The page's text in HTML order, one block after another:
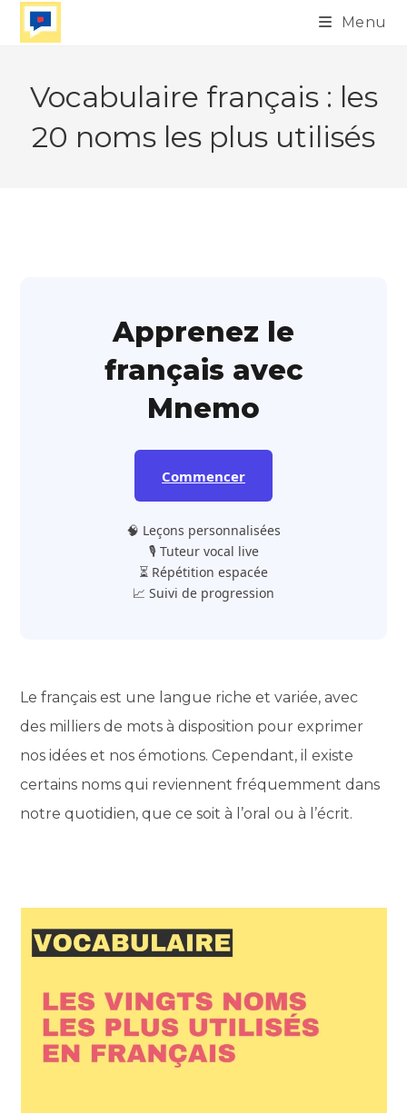
Skip
Menu
Vocabulaire français : les
20 noms les plus utilisés
Apprenez le
français avec
Mnemo
Commencer
🧠 Leçons personnalisées
🎙️ Tuteur vocal live
⏳ Répétition espacée
📈 Suivi de progression
Le français est une langue riche et variée, avec
des milliers de mots à disposition pour exprimer
nos idées et nos émotions. Cependant, il existe
certains noms qui reviennent fréquemment dans
notre quotidien, que ce soit à l’oral ou à l’écrit.